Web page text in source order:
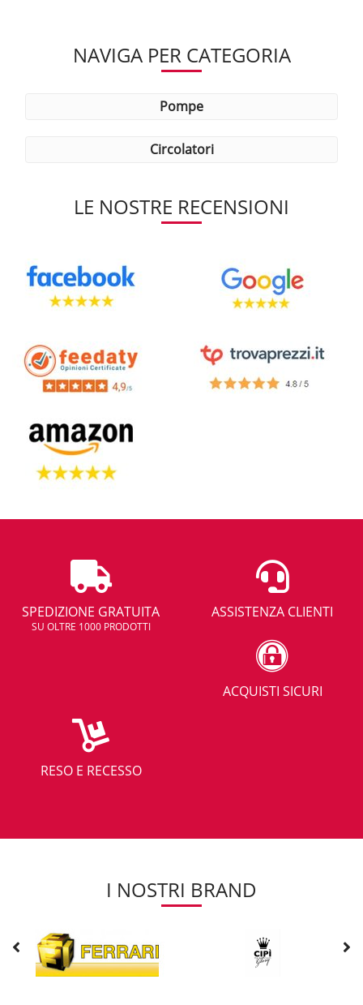
NAVIGA PER CATEGORIA
pompe
circolatori
LE NOSTRE RECENSIONI
SPEDIZIONE GRATUITA
SU OLTRE 1000 PRODOTTI
ASSISTENZA CLIENTI
ACQUISTI SICURI
RESO E RECESSO
I NOSTRI BRAND